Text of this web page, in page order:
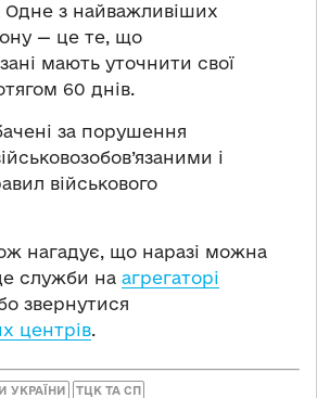
Одне з найважливіших
— це те, що
мають уточнити свої
60 днів.
за порушення
і
військового
нагадує, що наразі можна
служби на агрегаторі
звернутися
центрів.
УКРАЇНИ ТЦК ТА СП